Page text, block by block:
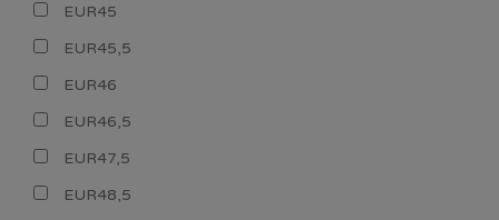
EUR45
EUR45,5
EUR46
EUR46,5
EUR47,5
EUR48,5